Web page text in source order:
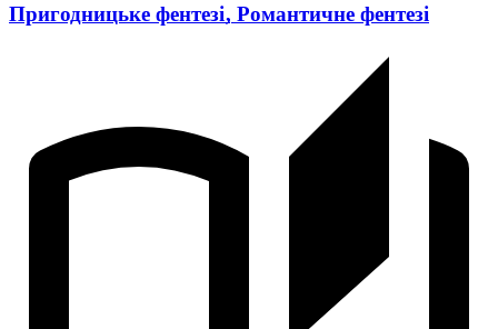
Пригодницьке фентезі, Романтичне фентезі